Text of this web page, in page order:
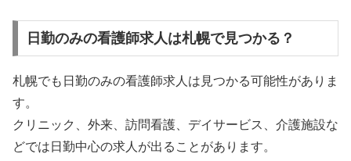
日勤のみの看護師求人は札幌で見つかる？
札幌でも日勤のみの看護師求人は見つかる可能性がありま
す。
クリニック、外来、訪問看護、デイサービス、介護施設な
どでは日勤中心の求人が出ることがあります。